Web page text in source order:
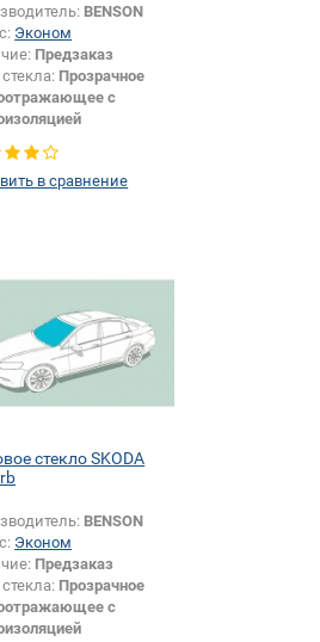
BENSON
Эконом
Предзаказ
Прозрачное
с
датчика +
Да
в сравнение
стекло SKODA
BENSON
Эконом
Предзаказ
Прозрачное
с